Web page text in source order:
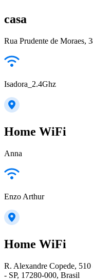
casa
Rua Prudente de Moraes,
Isadora_2.4Ghz
Home WiFi
Anna
Enzo Arthur
Home WiFi
R. Alexandre Copede,
- SP, 17280-000, Brasil